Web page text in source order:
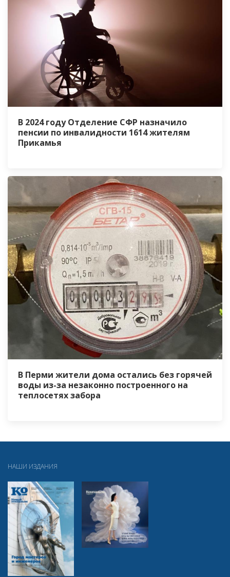
В 2024 году Отделение СФР назначило
пенсии по инвалидности 1614 жителям
Прикамья
В Перми жители дома остались без горячей
воды из-за незаконно построенного на
теплосетях забора
НАШИ ИЗДАНИЯ